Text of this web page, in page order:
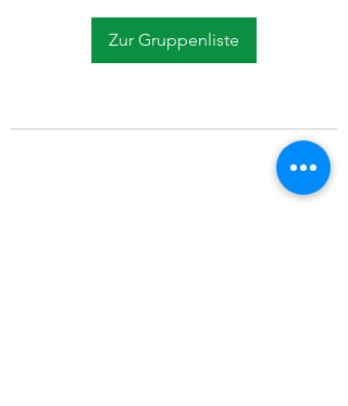
Zur Gruppenliste